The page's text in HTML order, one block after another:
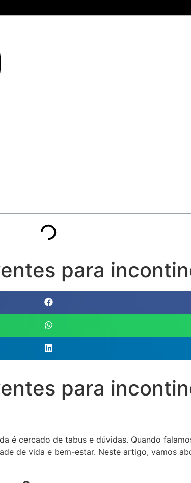
para
para
é cercado de tabus e dúvidas. Quando
de vida e bem-estar. Neste artigo, vamos